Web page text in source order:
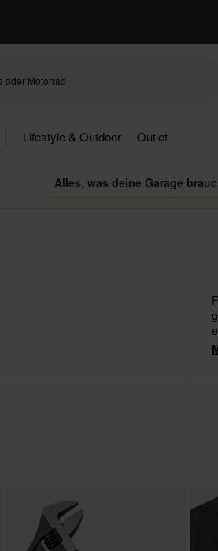
Lifestyle & Outdoor Outlet
Alles, was deine Garage